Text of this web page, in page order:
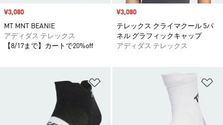
セール価格
¥3,080
MT MNT BEANIE
アディダス テレックス
【8/17まで】カートで20%off
セール価格
¥3,080
テレックス クライマクール 5パ
ネル グラフィックキャップ
アディダス テレックス
ほしいものリストに追加